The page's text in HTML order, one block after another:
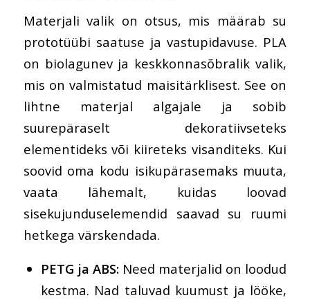
Materjali valik on otsus, mis määrab su
prototüübi saatuse ja vastupidavuse. PLA
on biolagunev ja keskkonnasõbralik valik,
mis on valmistatud maisitärklisest. See on
lihtne materjal algajale ja sobib
suurepäraselt dekoratiivseteks
elementideks või kiireteks visanditeks. Kui
soovid oma kodu isikupärasemaks muuta,
vaata lähemalt, kuidas loovad
sisekujunduselemendid saavad su ruumi
hetkega värskendada.
PETG ja ABS: Need materjalid on loodud
kestma. Nad taluvad kuumust ja lööke,